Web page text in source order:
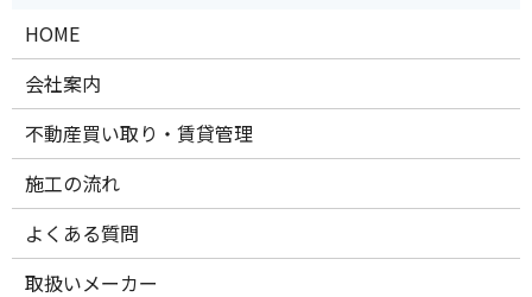
HOME
会社案内
不動産買い取り・賃貸管理
施工の流れ
よくある質問
取扱いメーカー